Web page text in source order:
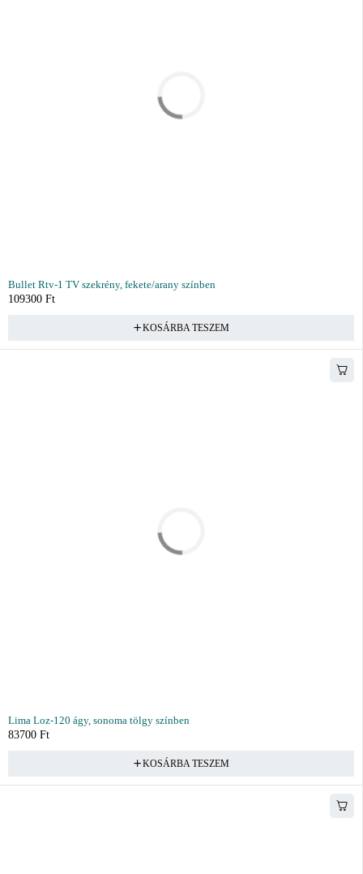
Bullet Rtv-1 TV szekrény, fekete/arany színben
109300 Ft
KOSÁRBA TESZEM
Lima Loz-120 ágy, sonoma tölgy színben
83700 Ft
KOSÁRBA TESZEM